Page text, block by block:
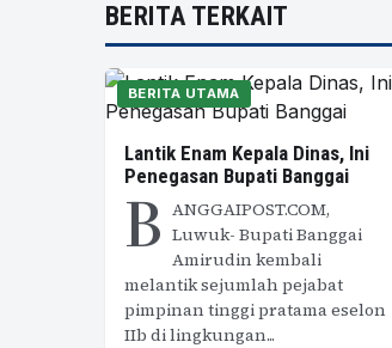
BERITA TERKAIT
BERITA UTAMA
Lantik Enam Kepala Dinas, Ini
Penegasan Bupati Banggai
B ANGGAIPOST.COM,
Luwuk- Bupati Banggai
Amirudin kembali
melantik sejumlah pejabat
pimpinan tinggi pratama eselon
IIb di lingkungan...